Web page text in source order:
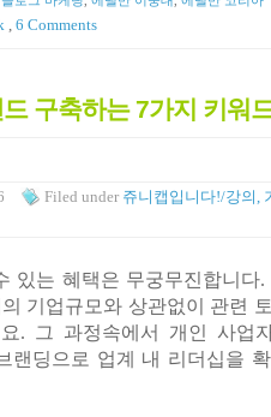
, 6 Comments
구축하는 7가지 키워
Filed under 쥬니캡입니다!/강의,
있는 혜택은 무궁무진합니다
기업규모와 상관없이 관련
. 그 과정속에서 개인 사업
랜딩으로 업계 내 리더십을